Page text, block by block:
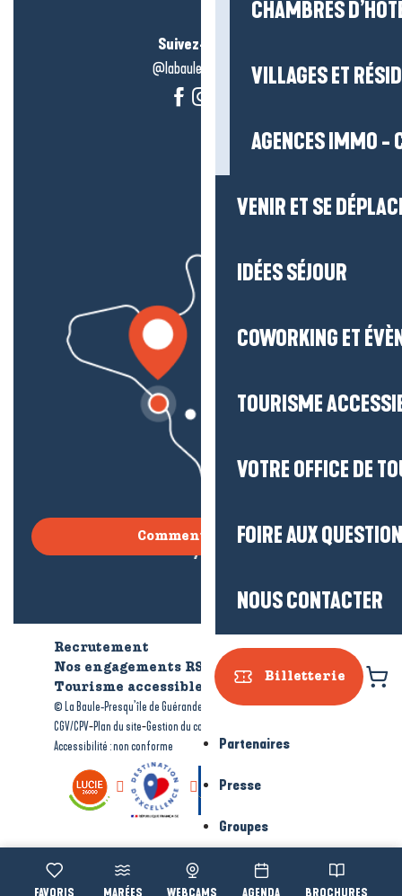
CHAMBRES
VILLAGES ET
AGENCES IMMO -
VENIR ET SE
IDÉES SÉJOUR
COWORKING ET
TOURISME
VOTRE OFFICE DE
FOIRE AUX
NOUS CONTACTER
Billetterie
Partenaires
Presse
Groupes
Suivez-nous !
@labauleguérande
Comment venir ?
Recrutement
Qui sommes-nous ?
Nos engagements RSE
Tourisme accessible
© La Baule-Presqu’île de Guérande tourisme-Mentions légales-
CGV/CPV-Plan du site-Gestion du consentement
Accessibilité : non conforme